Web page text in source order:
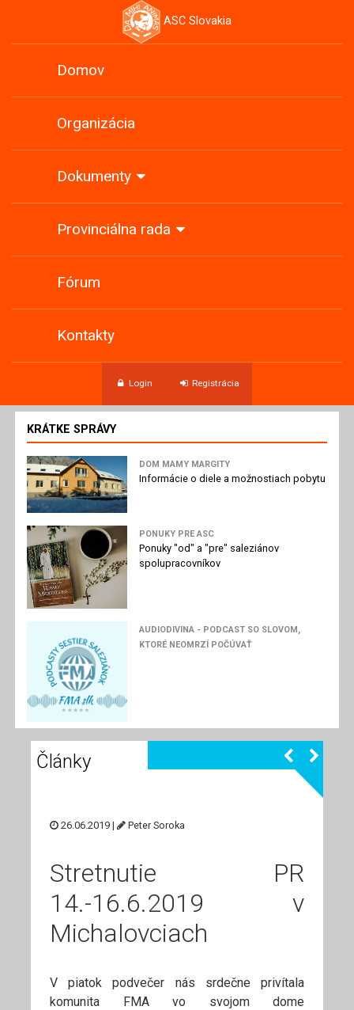
ASC Slovakia
Domov
Organizácia
Dokumenty
Provinciálna rada
Fórum
Kontakty
Login Registrácia
KRÁTKE SPRÁVY
DOM MAMY MARGITY
Informácie o diele a možnostiach pobytu
PONUKY PRE ASC
Ponuky "od" a "pre" saleziánov
spolupracovníkov
AUDIODIVINA - PODCAST SO SLOVOM,
KTORÉ NEOMRZÍ POČÚVAŤ
Články
26.06.2019 | Peter Soroka
Stretnutie PR
14.-16.6.2019 v
Michalovciach
V piatok podvečer nás srdečne privítala
komunita FMA vo svojom dome